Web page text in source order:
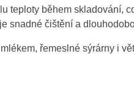
teploty během skladování,
snadné čištění a
řemeslné sýrárny i